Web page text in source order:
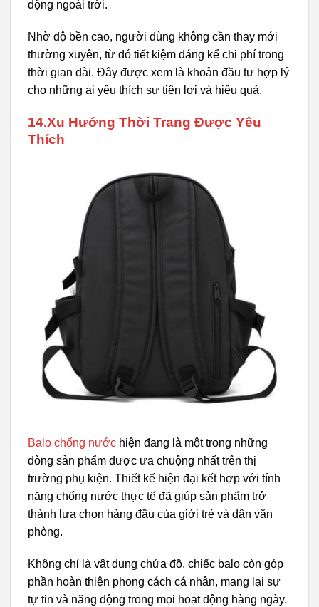
động ngoài trời.
Nhờ độ bền cao, người dùng không cần thay mới
thường xuyên, từ đó tiết kiệm đáng kể chi phí trong
thời gian dài. Đây được xem là khoản đầu tư hợp lý
cho những ai yêu thích sự tiện lợi và hiệu quả.
14.Xu Hướng Thời Trang Được Yêu
Thích
Balo chống nước hiện đang là một trong những
dòng sản phẩm được ưa chuộng nhất trên thị
trường phụ kiện. Thiết kế hiện đại kết hợp với tính
năng chống nước thực tế đã giúp sản phẩm trở
thành lựa chọn hàng đầu của giới trẻ và dân văn
phòng.
Không chỉ là vật dụng chứa đồ, chiếc balo còn góp
phần hoàn thiện phong cách cá nhân, mang lại sự
tự tin và năng động trong mọi hoạt động hàng ngày.